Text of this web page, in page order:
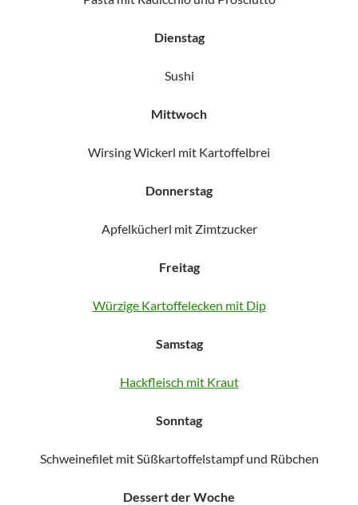
Dienstag
Sushi
Mittwoch
Wirsing Wickerl mit Kartoffelbrei
Donnerstag
Apfelkücherl mit Zimtzucker
Freitag
Würzige Kartoffelecken mit Dip
Samstag
Hackfleisch mit Kraut
Sonntag
Schweinefilet mit Süßkartoffelstampf und Rübchen
Dessert der Woche